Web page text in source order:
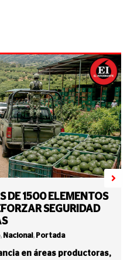
DE 1500 ELEMENTOS
SEGURIDAD
, Nacional , Portada
en áreas productoras,